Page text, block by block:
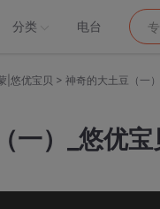
分类 电台
|悠优宝贝 > 神奇的大土豆（一
一）_悠优